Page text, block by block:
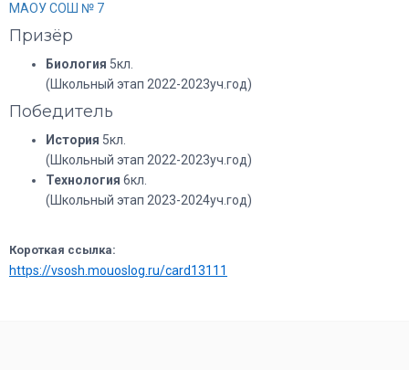
МАОУ СОШ № 7
Призёр
Биология 5кл.
(Школьный этап 2022-2023уч.год)
Победитель
История 5кл.
(Школьный этап 2022-2023уч.год)
Технология 6кл.
(Школьный этап 2023-2024уч.год)
Короткая ссылка:
https://vsosh.mouoslog.ru/card13111